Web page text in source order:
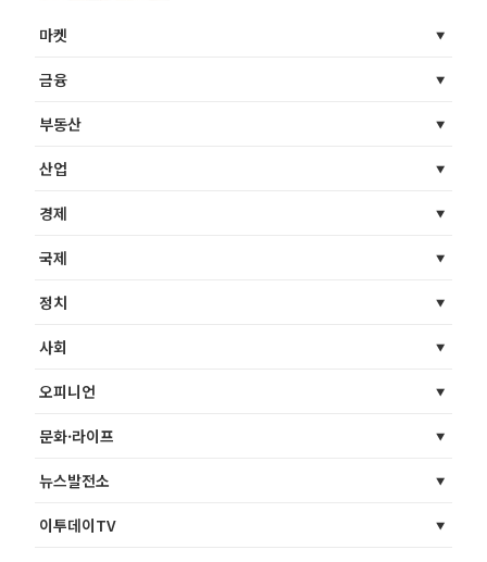
마켓
금융
부동산
산업
경제
국제
정치
사회
오피니언
문화·라이프
뉴스발전소
이투데이TV